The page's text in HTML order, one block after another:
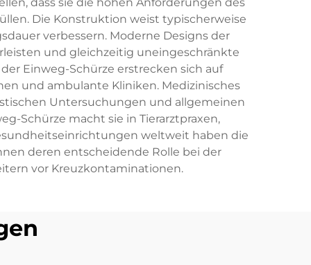
Die Konstruktion weist typischerweise
verbessern. Moderne Designs der
und gleichzeitig uneingeschränkte
Einweg-Schürze erstrecken sich auf
und ambulante Kliniken. Medizinisches
Untersuchungen und allgemeinen
Schürze macht sie in Tierarztpraxen,
weltweit haben die
deren entscheidende Rolle bei der
vor Kreuzkontaminationen.